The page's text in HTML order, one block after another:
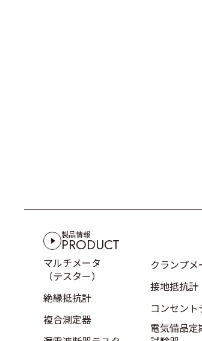
製品情報
PRODUCT
マルチメータ
（テスター）
絶縁抵抗計
複合測定器
クランプメ
接地抵抗計
コンセント
電気備品定